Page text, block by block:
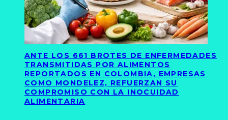
ANTE LOS 661 BROTES DE ENFERMEDADES
TRANSMITIDAS POR ALIMENTOS
REPORTADOS EN COLOMBIA, EMPRESAS
COMO MONDELEZ, REFUERZAN SU
COMPROMISO CON LA INOCUIDAD
ALIMENTARIA